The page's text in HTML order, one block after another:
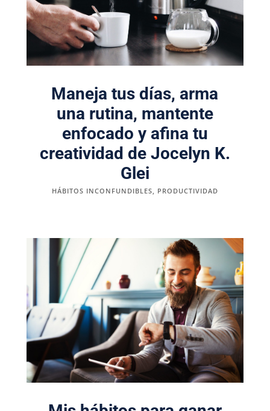
Maneja tus días, arma
una rutina, mantente
enfocado y afina tu
creatividad de Jocelyn K.
Glei
HÁBITOS INCONFUNDIBLES, PRODUCTIVIDAD